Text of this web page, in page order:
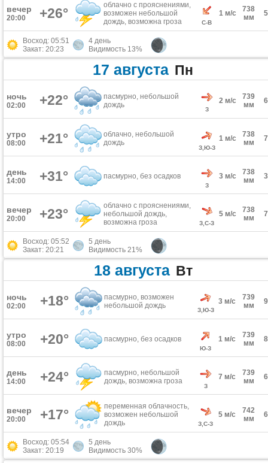
вечер
20:00 +26°
облачно с прояснениями,
возможен небольшой
дождь, возможна гроза
С-В
1 м/с
738
мм
Восход: 05:51
Закат: 20:23
4 день
Видимость 13%
17 августа Пн
ночь
02:00 +22°
пасмурно, небольшой
дождь
З
2 м/с
739
мм
утро
08:00 +21°
облачно, небольшой
дождь
З,Ю-З
1 м/с
738
мм
день
14:00 +31° пасмурно, без осадков
З
3 м/с
738
мм
вечер
20:00 +23°
облачно с прояснениями,
небольшой дождь,
возможна гроза
З,С-З
5 м/с
738
мм
Восход: 05:52
Закат: 20:21
5 день
Видимость 21%
18 августа Вт
ночь
02:00 +18°
пасмурно, возможен
небольшой дождь
З,Ю-З
3 м/с
739
мм
утро
08:00 +20° пасмурно, без осадков
Ю-З
1 м/с
739
мм
день
14:00 +24°
пасмурно, небольшой
дождь, возможна гроза
З
7 м/с
739
мм
вечер
20:00 +17°
переменная облачность,
возможен небольшой
дождь
З,С-З
5 м/с
742
мм
Восход: 05:54
Закат: 20:19
5 день
Видимость 30%